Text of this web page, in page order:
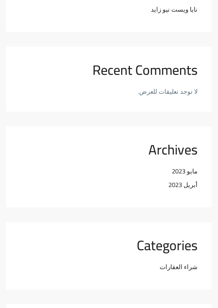
نايا ويست نيو زايد
Recent Comments
لا توجد تعليقات للعرض.
Archives
مايو 2023
أبريل 2023
Categories
شراء العقارات